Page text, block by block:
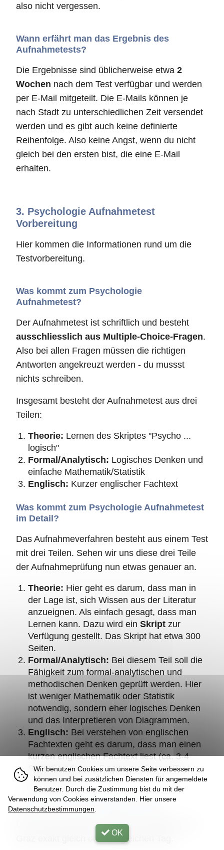
also nicht vergessen.
Wann erfährt man das Ergebnis des
Aufnahmetests?
Die Ergebnisse sind üblicherweise etwa 2
Wochen nach dem Test verfügbar und werden
per E-Mail mitgeteilt. Die E-Mails können je
nach Stadt zu unterschiedlichen Zeit versendet
werden und es gibt auch keine definierte
Reihenfolge. Also keine Angst, wenn du nicht
gleich bei den ersten bist, die eine E-Mail
erhalten.
3. Psychologie Aufnahmetest
Vorbereitung
Hier kommen die Informationen rund um die
Testvorbereitung.
Was kommt zum Psychologie
Aufnahmetest?
Der Aufnahmetest ist schriftlich und besteht
ausschliesslich aus Multiple-Choice-Fragen.
Also bei allen Fragen müssen die richtigen
Antworten angekreuzt werden - du mussst
nichts schreiben.
Insgesamt besteht der Aufnahmetest aus drei
Teilen:
Theorie: Lernen des Skriptes "Psycho ...
logisch"
Formal/Analytisch: Logisches Denken und
einfache Mathematik/Statistik
Englisch: Kurzer englischer Fachtext
Was kommt zum Psychologie Aufnahmetest
im Detail?
Das Aufnahmeverfahren besteht aus einem Test
mit drei Teilen. Sehen wir uns diese drei Teile
der Aufnahmeprüfung nun etwas genauer an.
Theorie: Hier geht es darum, dass man in
der Lage ist, sich Wissen aus der Literatur
anzueignen. Als einfach gesagt, dass man
Lernen kann. Dazu wird ein Skript zur
Verfügung gestellt. Das Skript hat etwa 300
Seiten.
Formal/Analytisch: Bei diesem Teil soll die
Fähigkeit zum formal-analytischen und
methodischen Denken geprüft werden. Hier
ist weniger Mathematik oder Statistik
notwendig, sondern eher logisches Denken
und das Interpretieren von Diagrammen.
Englisch: Bei verstehen von englischen
Fachtexten geht es darum, dass man einen
kurzen englischen Fachtext liest (ca. 3-4
Seiten) und dann Fragen zu diesem Text
beantwortet.
Ist der Test in allen Städten gleich?
Der Test ist in Wien, Innsbruck, Salzburg und
Graz exakt gleich und am gleichen Tag.
Wir benutzen Cookies um unsere Seite verbessern zu
können und bei zusätzlichen Diensten für angemeldete
Benutzer. Durch die Zustimmung bist du mit der
Verwendung von Cookies einverstanden. Hier unsere
Datenschutzbestimmungen
OK